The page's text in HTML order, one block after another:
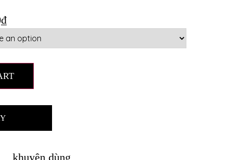
₫
khuyên dùng